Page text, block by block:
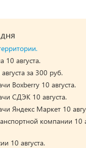
10 августа.
за 300 руб.
Boxberry 10 августа.
СДЭК 10 августа.
Яндекс Маркет 10
компании 10
10 августа.